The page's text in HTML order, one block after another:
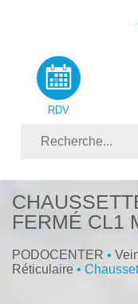
RDV
FERMÉ CL1
PODOCENTER •
Réticulaire •